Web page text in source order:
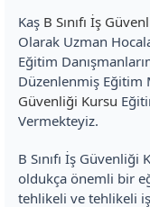
Kaş B Sınıfı İş
Olarak Uzman
Eğitim
Düzenlenmiş Eğitim
Güvenliği Kursu
Vermekteyiz.
B Sınıfı İş Güvenliği
oldukça önemli bir
tehlikeli ve tehlikeli